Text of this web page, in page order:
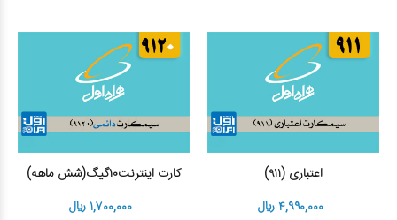
اعتباری (۹۱۱)
۴,۹۹۰,۰۰۰ ریال
کارت اینترنت۱۰گیگ(شش ماهه)
۱,۷۰۰,۰۰۰ ریال